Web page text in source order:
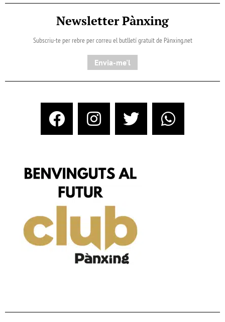
Newsletter Pànxing
Subscriu-te per rebre per correu el butlletí gratuït de Pànxing.net​
Envia-me'l